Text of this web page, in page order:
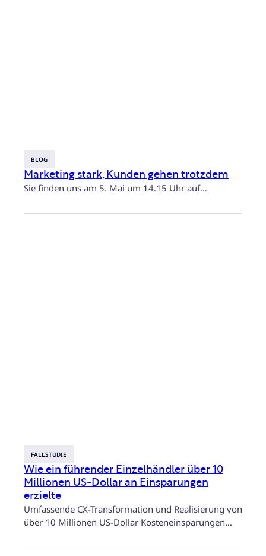
BLOG
Marketing stark, Kunden gehen trotzdem
Sie finden uns am 5. Mai um 14.15 Uhr auf…
FALLSTUDIE
Wie ein führender Einzelhändler über 10
Millionen US-Dollar an Einsparungen
erzielte
Umfassende CX-Transformation und Realisierung von
über 10 Millionen US-Dollar Kosteneinsparungen…